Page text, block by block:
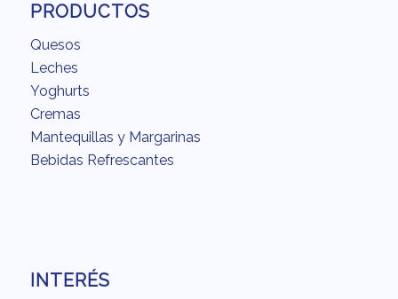
PRODUCTOS
Quesos
Leches
Yoghurts
Cremas
Mantequillas y Margarinas
Bebidas Refrescantes
INTERÉS